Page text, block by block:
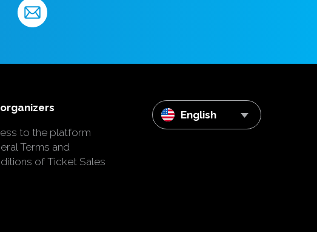
to the platform
Terms and
of Ticket Sales
English